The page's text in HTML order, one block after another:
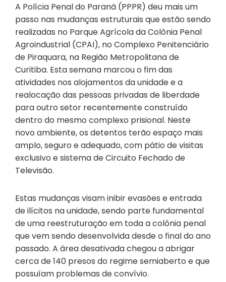
A Polícia Penal do Paraná (PPPR) deu mais um
passo nas mudanças estruturais que estão sendo
realizadas no Parque Agrícola da Colônia Penal
Agroindustrial (CPAI), no Complexo Penitenciário
de Piraquara, na Região Metropolitana de
Curitiba. Esta semana marcou o fim das
atividades nos alojamentos da unidade e a
realocação das pessoas privadas de liberdade
para outro setor recentemente construído
dentro do mesmo complexo prisional. Neste
novo ambiente, os detentos terão espaço mais
amplo, seguro e adequado, com pátio de visitas
exclusivo e sistema de Circuito Fechado de
Televisão.
Estas mudanças visam inibir evasões e entrada
de ilícitos na unidade, sendo parte fundamental
de uma reestruturação em toda a colônia penal
que vem sendo desenvolvida desde o final do ano
passado. A área desativada chegou a abrigar
cerca de 140 presos do regime semiaberto e que
possuíam problemas de convívio.